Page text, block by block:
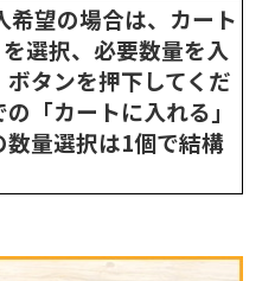
希望の場合は、カート
選択、必要数量を入
タンを押下してくだ
「カートに入れる」
数量選択は1個で結構